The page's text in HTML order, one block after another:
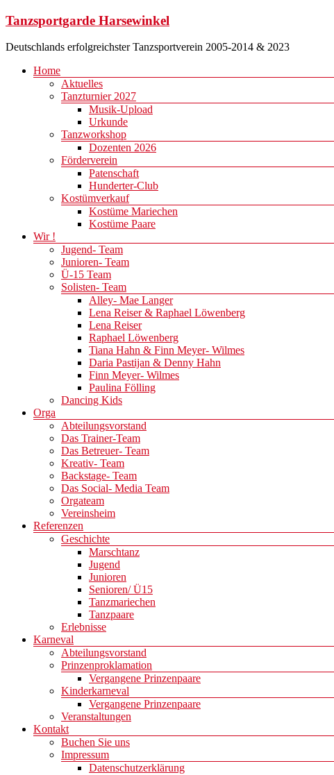
Zum
springen
Tanzsportgarde Harsewinkel
Deutschlands erfolgreichster Tanzsportverein 2005-2014 & 2023
Menü
Home
Aktuelles
Tanzturnier 2027
Musik-Upload
Urkunde
Tanzworkshop
Dozenten 2026
Förderverein
Patenschaft
Hunderter-Club
Kostümverkauf
Kostüme Mariechen
Kostüme Paare
Wir !
Jugend- Team
Junioren- Team
Ü-15 Team
Solisten- Team
Alley- Mae Langer
Lena Reiser & Raphael Löwenberg
Lena Reiser
Raphael Löwenberg
Tiana Hahn & Finn Meyer- Wilmes
Daria Pastijan & Denny Hahn
Finn Meyer- Wilmes
Paulina Fölling
Dancing Kids
Orga
Abteilungsvorstand
Das Trainer-Team
Das Betreuer- Team
Kreativ- Team
Backstage- Team
Das Social- Media Team
Orgateam
Vereinsheim
Referenzen
Geschichte
Marschtanz
Jugend
Junioren
Senioren/ Ü15
Tanzmariechen
Tanzpaare
Erlebnisse
Karneval
Abteilungsvorstand
Prinzenproklamation
Vergangene Prinzenpaare
Kinderkarneval
Vergangene Prinzenpaare
Veranstaltungen
Kontakt
Buchen Sie uns
Impressum
Datenschutzerklärung